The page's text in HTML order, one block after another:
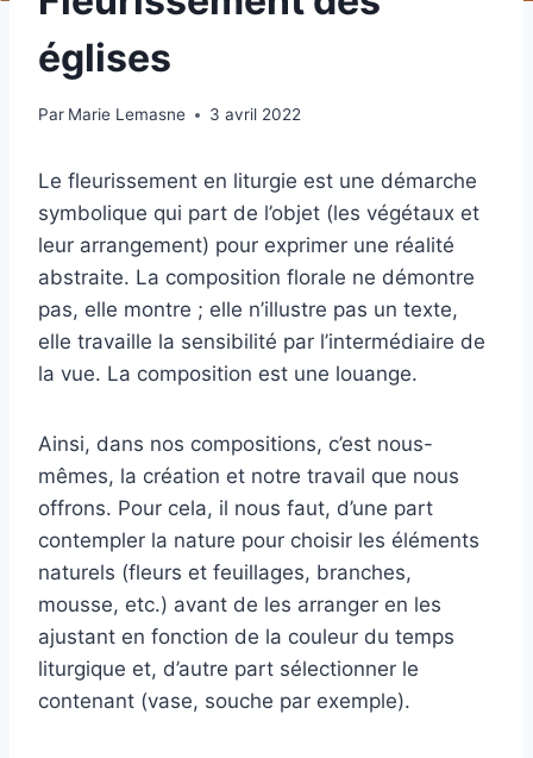
églises
Par Marie Lemasne 3 avril 2022
Le fleurissement en liturgie est une démarche
symbolique qui part de l’objet (les végétaux et
leur arrangement) pour exprimer une réalité
abstraite. La composition florale ne démontre
pas, elle montre ; elle n’illustre pas un texte,
elle travaille la sensibilité par l’intermédiaire de
la vue. La composition est une louange.
Ainsi, dans nos compositions, c’est nous-
mêmes, la création et notre travail que nous
offrons. Pour cela, il nous faut, d’une part
contempler la nature pour choisir les éléments
naturels (fleurs et feuillages, branches,
mousse, etc.) avant de les arranger en les
ajustant en fonction de la couleur du temps
liturgique et, d’autre part sélectionner le
contenant (vase, souche par exemple).